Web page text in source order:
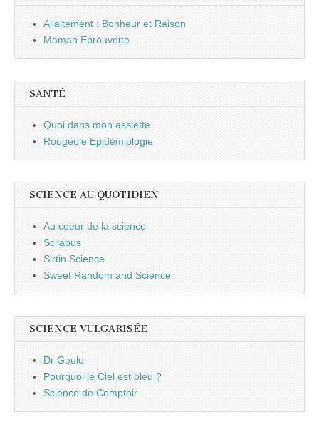
Allaitement : Bonheur et Raison
Maman Eprouvette
SANTÉ
Quoi dans mon assiette
Rougeole Epidémiologie
SCIENCE AU QUOTIDIEN
Au coeur de la science
Scilabus
Sirtin Science
Sweet Random and Science
SCIENCE VULGARISÉE
Dr Goulu
Pourquoi le Ciel est bleu ?
Science de Comptoir